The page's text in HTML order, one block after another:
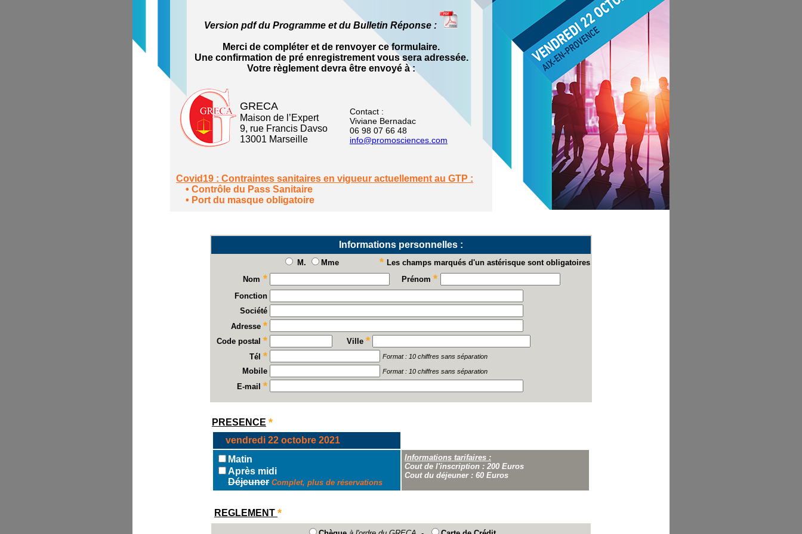
Version pdf du Programme et du Bulletin Réponse :
Merci de compléter et de renvoyer ce formulaire.
Une confirmation de pré enregistrement vous sera adressée.
Votre règlement devra être envoyé à :
GRECA
Maison de l’Expert
9, rue Francis Davso
13001 Marseille
Contact :
Viviane Bernadac
06 98 07 66 48
info@promosciences.com
Covid19 : Contraintes sanitaires en vigueur actuellement au GTP :
• Contrôle du Pass Sanitaire
• Port du masque obligatoire
Informations personnelles :
M. Mme * Les champs marqués d'un astérisque sont obligatoires
Nom * Prénom *
Fonction
Société
Adresse *
Code postal * Ville *
Tél * Format : 10 chiffres sans séparation
Mobile Format : 10 chiffres sans séparation
E-mail *
PRESENCE *
vendredi 22 octobre 2021
Matin
Après midi
Déjeuner Complet, plus de réservations
Informations tarifaires :
Cout de l'inscription : 200 Euros
Cout du déjeuner : 60 Euros
REGLEMENT *